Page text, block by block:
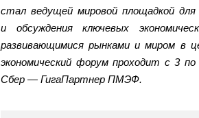
стал ведущей мировой площадкой
и обсуждения ключевых
развивающимися рынками и миром в
экономический форум проходит с 3
Сбер — ГигаПартнер ПМЭФ.